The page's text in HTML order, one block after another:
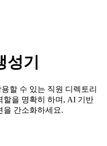
성기
할 수 있는 직원 디렉토리
할을 명확히 하며, AI 기반
을 간소화하세요.